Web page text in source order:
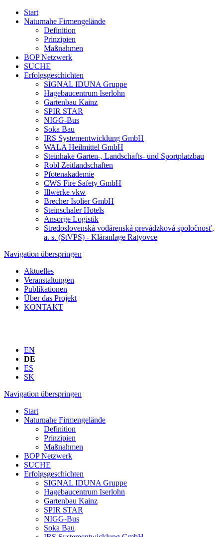
Start
Naturnahe Firmengelände
Definition
Prinzipien
Maßnahmen
BOP Netzwerk
SUCHE
Erfolgsgeschichten
SIGNAL IDUNA Gruppe
Hagebaucentrum Iserlohn
Gartenbau Kainz
SPIR STAR
NIGG-Bus
Soka Bau
IRS Systementwicklung GmbH
WALA Heilmittel GmbH
Steinhake Garten-, Landschafts- und Sportplatzbau
Robl Zeitlandschaften
Pfotenakademie
CWS Fire Safety GmbH
Illwerke vkw
Brecher Isolier GmbH
Steinschaler Hotels
Ansorge Logistik
Stredoslovenská vodárenská prevádzková spoločnosť,
a. s. (StVPS) - Kläranlage Ratyovce
Navigation überspringen
Aktuelles
Veranstaltungen
Publikationen
Über das Projekt
KONTAKT
EN
DE
ES
SK
Navigation überspringen
Start
Naturnahe Firmengelände
Definition
Prinzipien
Maßnahmen
BOP Netzwerk
SUCHE
Erfolgsgeschichten
SIGNAL IDUNA Gruppe
Hagebaucentrum Iserlohn
Gartenbau Kainz
SPIR STAR
NIGG-Bus
Soka Bau